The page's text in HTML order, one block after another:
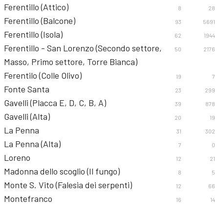
Ferentillo (Attico) 8 28
Ferentillo (Balcone) 93 5691
Ferentillo (Isola) 62 1944
Ferentillo - San Lorenzo (Secondo settore,
Masso, Primo settore, Torre Bianca)
50 2176
Ferentilo (Colle Olivo) 19 7
Fonte Santa 23 299
Gavelli (Placca E, D, C, B, A) 39 878
Gavelli (Alta) 20 19
La Penna 31 302
La Penna (Alta) 7 0
Loreno 12 21
Madonna dello scoglio (Il fungo) 8 5
Monte S. Vito (Falesia dei serpenti) 12 66
Montefranco 16 14